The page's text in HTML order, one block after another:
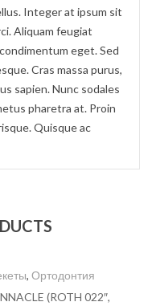
Integer at ipsum sit
Aliquam feugiat
eget. Sed
Cras massa purus,
sapien. Nunc sodales
pharetra at. Proin
Quisque ac
, Ортодонтия
(ROTH 022″,